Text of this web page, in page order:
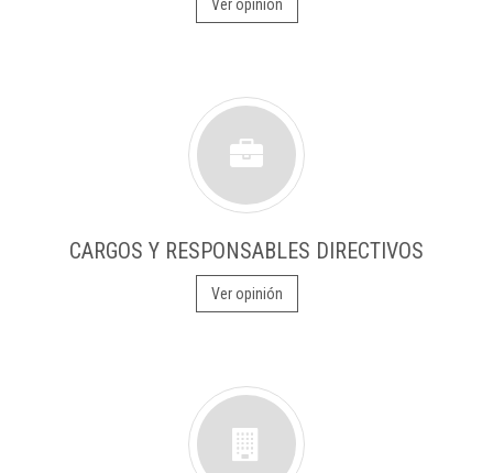
Ver opinión
CARGOS Y RESPONSABLES DIRECTIVOS
Ver opinión